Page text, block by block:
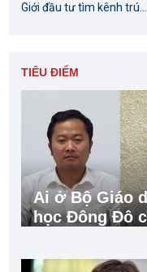
Giới đầu tư tìm kênh trú...
TIÊU ĐIỂM
Ai ở Bộ Giáo
học Đông Đô